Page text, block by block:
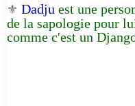
⚜️ Dadju est une
de la sapologie pour
comme c'est un